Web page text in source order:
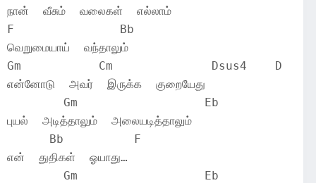
நான்  வீசும்  வலைகள்  எல்லாம்
F		Bb
வெறுமையாய்  வந்தாலும்
Gm	     Cm		     Dsus4    D
என்னோடு  அவர்  இருக்க  குறையேது
	Gm		    Eb
புயல்  அடித்தாலும்  அலையடித்தாலும்
      Bb	  F
என்  துதிகள்  ஓயாது…
	Gm		    Eb